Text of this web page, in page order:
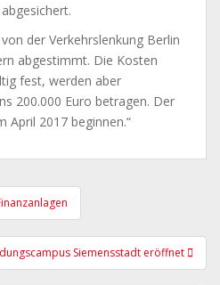
der Verkehrslenkung Berlin
abgestimmt. Die Kosten
fest, werden aber
200.000 Euro betragen. Der
April 2017 beginnen.“
Siemensstadt eröffnet